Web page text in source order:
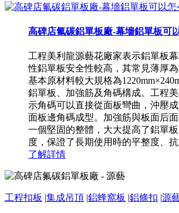
高碑店氟碳鋁單板廠-幕墻鋁單板可
工程美利龍源藝花廠家表示鋁單板
性鋁單板安全性較高，其常見薄厚為
基本原材料較大規格為
鋁單板、加強筋及角碼構成。工程
示角碼可以直接從面板彎曲，沖壓
面板邊角碼成型。加強筋與板面后
一個堅固的整體，大大提高了鋁單
度，保證了長期使用時的平整度、
了解詳情
工程扣板 |集成吊頂 |鋁蜂窩板 |鋁條扣 |源